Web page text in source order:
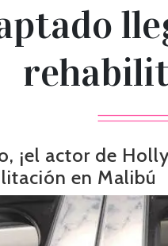
¡el actor de
en Malibú